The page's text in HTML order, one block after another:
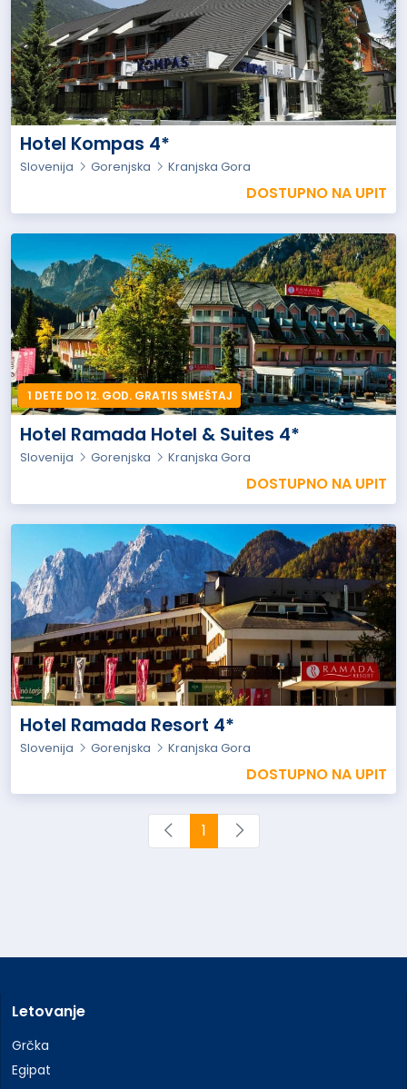
Hotel Kompas 4*
Slovenija Gorenjska Kranjska Gora
DOSTUPNO NA UPIT
1 DETE DO 12. GOD. GRATIS SMEŠTAJ
Hotel Ramada Hotel & Suites 4*
Slovenija Gorenjska Kranjska Gora
DOSTUPNO NA UPIT
Hotel Ramada Resort 4*
Slovenija Gorenjska Kranjska Gora
DOSTUPNO NA UPIT
1
Letovanje
Grčka
Egipat